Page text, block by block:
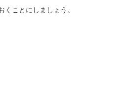
ことにしましょう。